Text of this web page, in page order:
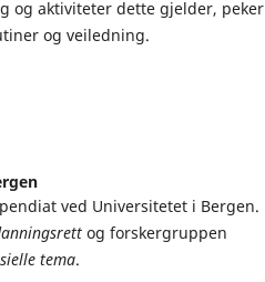
og aktiviteter dette gjelder, peker
og veiledning.
ved Universitetet i Bergen.
og forskergruppen
tema.